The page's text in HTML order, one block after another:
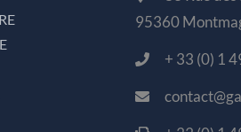
95360
+ 33 (0) 1